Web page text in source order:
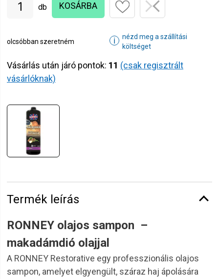
db KOSÁRBA
olcsóbban szeretném ℹ
nézd meg a szállítási
költséget
Vásárlás után járó pontok: 11 (csak regisztrált
vásárlóknak)
Termék leírás
RONNEY olajos sampon –
makadámdió olajjal
A RONNEY Restorative egy professzionális olajos
sampon, amelyet elgyengült, száraz haj ápolására